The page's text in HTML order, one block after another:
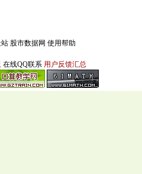
站 股市数据网 使用帮助
在线QQ联系 用户反馈汇总